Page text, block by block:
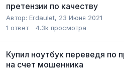
претензии по качеству
Автор: Erdaulet, 23 Июня 2021
1 ответ 4.3k просмотра
Купил ноутбук переведя по
на счет мошенника